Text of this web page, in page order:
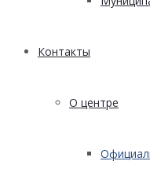
Контакты
О центре